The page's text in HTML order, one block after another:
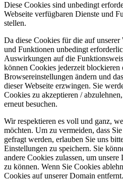
Diese Cookies sind unbedingt
Webseite verfügbaren Dienste und
stellen.
Da diese Cookies für die auf
und Funktionen unbedingt
Auswirkungen auf die
können Cookies jederzeit blockieren
Browsereinstellungen ändern und
dieser Webseite erzwingen. Sie
Cookies zu akzeptieren /
erneut besuchen.
Wir respektieren es voll und ganz,
möchten. Um zu vermeiden, dass
gefragt werden, erlauben Sie uns
Einstellungen zu speichern. Sie
andere Cookies zulassen, um
zu können. Wenn Sie Cookies
Cookies auf unserer Domain entfernt.